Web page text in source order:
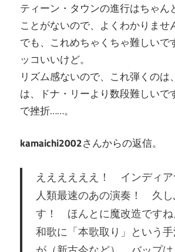
ティーン・タウンの進行はちゃん
ことがないので、よくわかりませ
でも、これめちゃくちゃ難しいで
ッコいいけど。
リズム感ないので、これ弾くのは
は、ドナ・リーより数段難しいで
で挫折……。
kamaichi2002さんからの返信。
ええええええ！ インディ
人類最速のあの演奏！ 久し
す！ ほんとに魔改造ですね
和歌に「本歌取り」という